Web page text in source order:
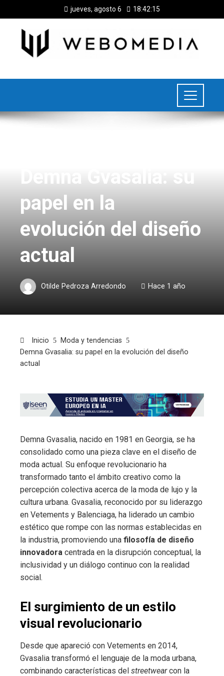
jueves, agosto 6 18:42:15
Demna Gvasalia: su
papel en la
evolución del diseño
actual
Otilde Pedroza Arredondo Hace 1 año
Inicio
Moda y tendencias
Demna Gvasalia: su papel en la evolución del diseño
actual
Demna Gvasalia, nacido en 1981 en Georgia, se ha
consolidado como una pieza clave en el diseño de
moda actual. Su enfoque revolucionario ha
transformado tanto el ámbito creativo como la
percepción colectiva acerca de la moda de lujo y la
cultura urbana. Gvasalia, reconocido por su liderazgo
en Vetements y Balenciaga, ha liderado un cambio
estético que rompe con las normas establecidas en
la industria, promoviendo una filosofía de diseño
innovadora centrada en la disrupción conceptual, la
inclusividad y un diálogo continuo con la realidad
social.
El surgimiento de un estilo
visual revolucionario
Desde que apareció con Vetements en 2014,
Gvasalia transformó el lenguaje de la moda urbana,
combinando características del streetwearcon la